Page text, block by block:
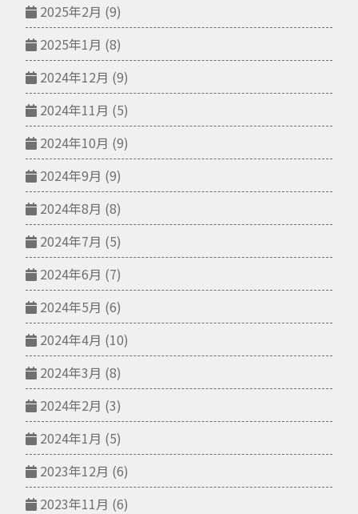
2025年2月 (9)
2025年1月 (8)
2024年12月 (9)
2024年11月 (5)
2024年10月 (9)
2024年9月 (9)
2024年8月 (8)
2024年7月 (5)
2024年6月 (7)
2024年5月 (6)
2024年4月 (10)
2024年3月 (8)
2024年2月 (3)
2024年1月 (5)
2023年12月 (6)
2023年11月 (6)